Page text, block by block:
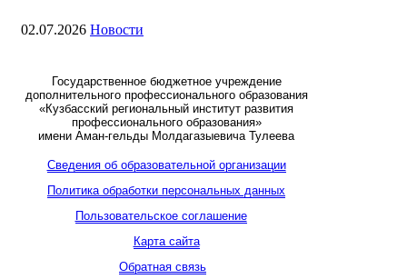
02.07.2026 Новости
Государственное бюджетное учреждение
дополнительного профессионального образования
«Кузбасский региональный институт развития
профессионального образования»
имени Аман-гельды Молдагазыевича Тулеева
Сведения об образовательной организации
Политика обработки персональных данных
Пользовательское соглашение
Карта сайта
Обратная связь